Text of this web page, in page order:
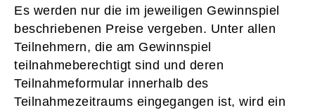
Es werden nur die im jeweiligen Gewinnspiel
beschriebenen Preise vergeben. Unter allen
Teilnehmern, die am Gewinnspiel
teilnahmeberechtigt sind und deren
Teilnahmeformular innerhalb des
Teilnahmezeitraums eingegangen ist, wird ein